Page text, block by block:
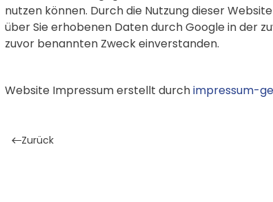
nutzen können. Durch die Nutzung dieser
über Sie erhobenen Daten durch Google in der
zuvor benannten Zweck einverstanden.
Website Impressum erstellt durchimpressum-
Zurück